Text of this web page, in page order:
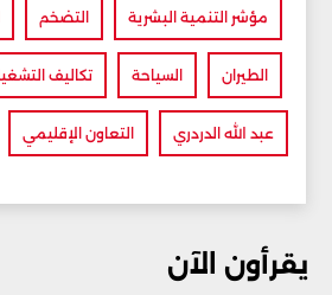
مؤشر التنمية البشرية التضخم
الطيران السياحة تكاليف
عبد الله الدردري التعاون الإقليمي
يقرأون الآن